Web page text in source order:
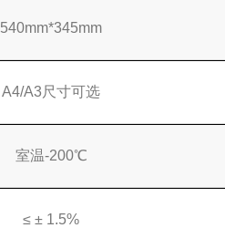
540mm*345mm
A4/A3尺寸可选
室温-200℃
≤ ± 1.5%